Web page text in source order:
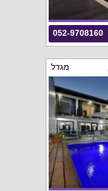
052-9708160
מגדל